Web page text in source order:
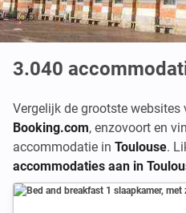
3.040
Vergelijk de grootste
Booking.com, enzovoort en
accommodatie in Toulouse.
accommodaties aan in